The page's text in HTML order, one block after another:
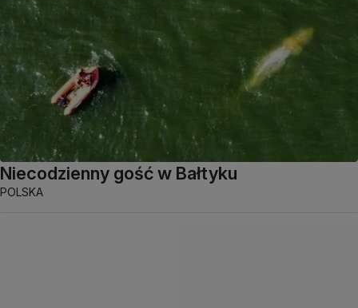
Niecodzienny gość w Bałtyku
POLSKA